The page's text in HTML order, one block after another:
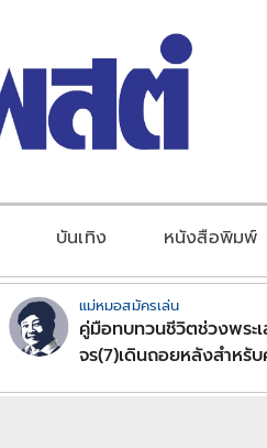
บันเทิง หนังสือพิมพ์
แม่หมอสมัครเล่น
คู่มือทบทวนชีวิตช่วงพระเ
จร(7)เดินถอยหลังสำหรั